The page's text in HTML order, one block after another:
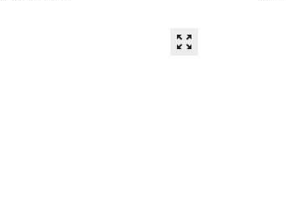
zoom_out_map